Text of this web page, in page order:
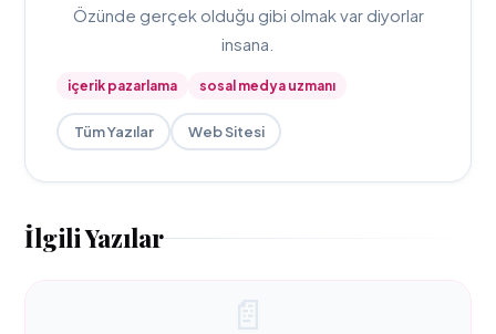
Özünde gerçek olduğu gibi olmak var diyorlar
insana.
içerik pazarlama sosal medya uzmanı
Tüm Yazılar Web Sitesi
İlgili Yazılar